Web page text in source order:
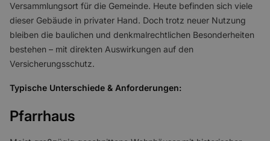
Versammlungsort für die Gemeinde. Heute befinden sich viele
dieser Gebäude in privater Hand. Doch trotz neuer Nutzung
bleiben die baulichen und denkmalrechtlichen Besonderheiten
bestehen – mit direkten Auswirkungen auf den
Versicherungsschutz.
Typische Unterschiede & Anforderungen:
Pfarrhaus